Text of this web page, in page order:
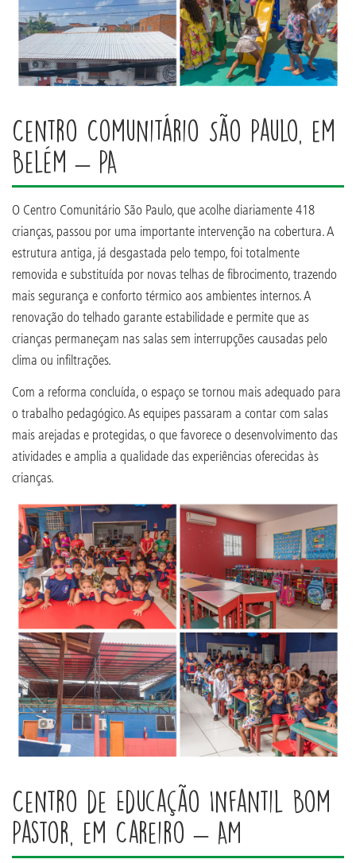
Centro Comunitário São Paulo, em
Belém – PA
O Centro Comunitário São Paulo, que acolhe diariamente 418
crianças, passou por uma importante intervenção na cobertura. A
estrutura antiga, já desgastada pelo tempo, foi totalmente
removida e substituída por novas telhas de fibrocimento, trazendo
mais segurança e conforto térmico aos ambientes internos. A
renovação do telhado garante estabilidade e permite que as
crianças permaneçam nas salas sem interrupções causadas pelo
clima ou infiltrações.
Com a reforma concluída, o espaço se tornou mais adequado para
o trabalho pedagógico. As equipes passaram a contar com salas
mais arejadas e protegidas, o que favorece o desenvolvimento das
atividades e amplia a qualidade das experiências oferecidas às
crianças.
Centro de Educação Infantil Bom
Pastor, em Careiro – AM